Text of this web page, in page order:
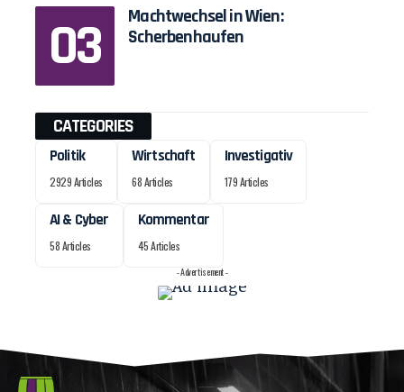
Machtwechsel in Wien:
Scherbenhaufen
CATEGORIES
Politik
2929 Articles
Wirtschaft
68 Articles
Investigativ
179 Articles
AI & Cyber
58 Articles
Kommentar
45 Articles
- Advertisement -